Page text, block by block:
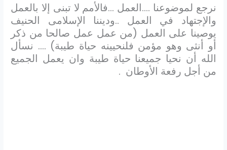
نرجع لموضوعنا ….العمل …فالأمم لا تبنى إلا بالعمل
والإجتهاد في العمل ..وديننا الإسلامى الحنيف
يوصينا على العمل (من عمل عمل صالحا من ذكر
أو أنثى وهو مؤمن فلنحيينه حياة طيبة) …. نسأل
الله أن نحيا جميعنا حياة طيبة وان يعمل الجميع
من أجل رفعة الأوطان .